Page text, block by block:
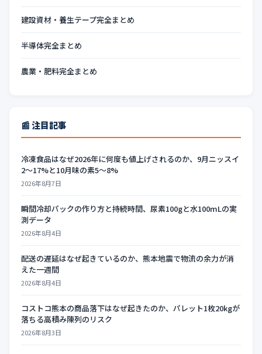
建設資材・養生テープ完全まとめ
半導体完全まとめ
農業・肥料完全まとめ
📰 注目記事
冷凍食品はなぜ2026年に何度も値上げされるのか、9月ニッスイ
2〜17%と10月味の素5〜8%
2026年8月7日
瞬間冷却パックの作り方と持続時間、尿素100gと水100mLの実
測データ
2026年8月4日
配送の遅延はなぜ起きているのか、熊本地震で物流の余力が消
えた一週間
2026年8月4日
コストコ熊本の商品落下はなぜ起きたのか、パレット1枚20kgが
落ちる高積み陳列のリスク
2026年8月3日